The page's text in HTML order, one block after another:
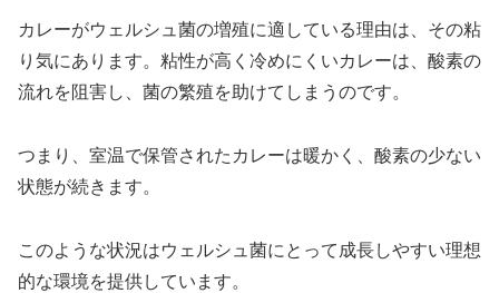
カレーがウェルシュ菌の増殖に適している理由は、その粘
り気にあります。粘性が高く冷めにくいカレーは、酸素の
流れを阻害し、菌の繁殖を助けてしまうのです。
つまり、室温で保管されたカレーは暖かく、酸素の少ない
状態が続きます。
このような状況はウェルシュ菌にとって成長しやすい理想
的な環境を提供しています。